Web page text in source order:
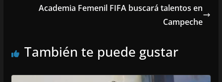
Academia Femenil FIFA buscará talentos en
Campeche
También te puede gustar